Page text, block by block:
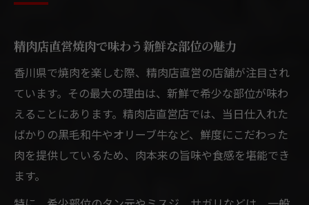
精肉店直営焼肉で味わう新鮮な部位の魅力
香川県で焼肉を楽しむ際、精肉店直営の店舗が注目され
ています。その最大の理由は、新鮮で希少な部位が味わ
えることにあります。精肉店直営店では、当日仕入れた
ばかりの黒毛和牛やオリーブ牛など、鮮度にこだわった
肉を提供しているため、肉本来の旨味や食感を堪能でき
ます。